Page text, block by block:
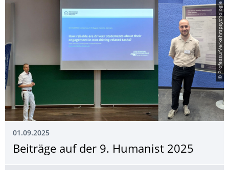
© ProfessurVerkehrspsychologie
01.09.2025
Beiträge auf der 9. Humanist 2025